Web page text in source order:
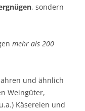
, sondern
mehr als 200
und ähnlich
Weingüter,
Käsereien und